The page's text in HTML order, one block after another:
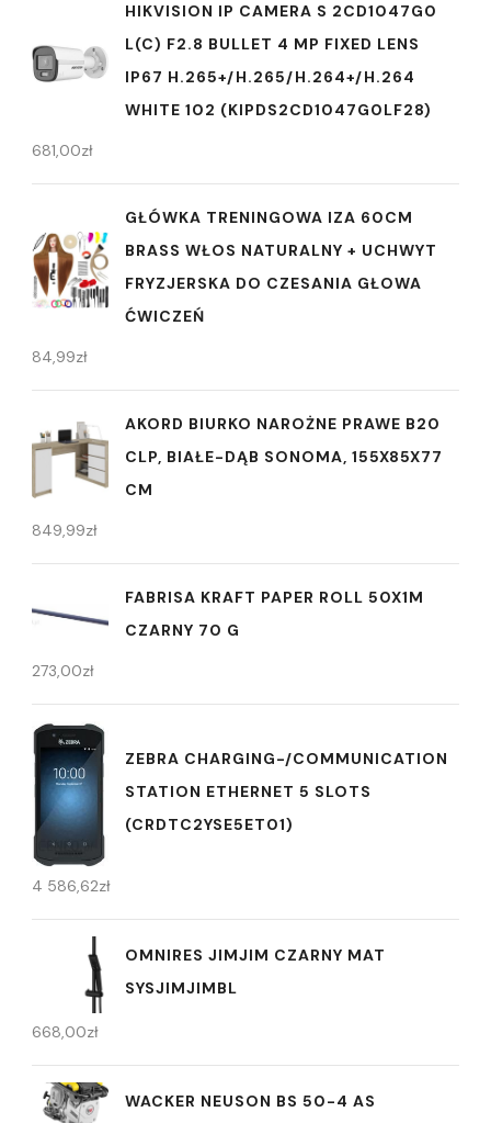
HIKVISION IP CAMERA S 2CD1047G0
L(C) F2.8 BULLET 4 MP FIXED LENS
IP67 H.265+/H.265/H.264+/H.264
WHITE 102 (KIPDS2CD1047G0LF28)
681,00zł
GŁÓWKA TRENINGOWA IZA 60CM
BRASS WŁOS NATURALNY + UCHWYT
FRYZJERSKA DO CZESANIA GŁOWA
ĆWICZEŃ
84,99zł
AKORD BIURKO NAROŻNE PRAWE B20
CLP, BIAŁE-DĄB SONOMA, 155X85X77
CM
849,99zł
FABRISA KRAFT PAPER ROLL 50X1M
CZARNY 70 G
273,00zł
ZEBRA CHARGING-/COMMUNICATION
STATION ETHERNET 5 SLOTS
(CRDTC2YSE5ET01)
4 586,62zł
OMNIRES JIMJIM CZARNY MAT
SYSJIMJIMBL
668,00zł
WACKER NEUSON BS 50-4 AS